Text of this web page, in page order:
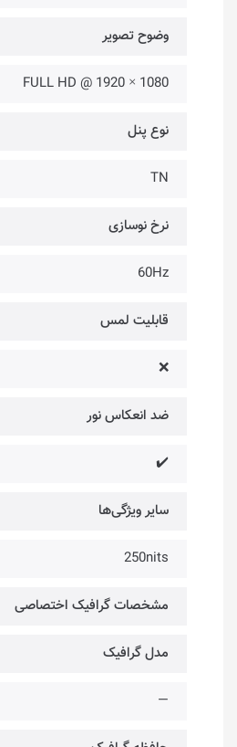
وضوح تصویر
1080 × 1920 @ FULL HD
نوع پنل
TN
نرخ نوسازی
60Hz
قابلیت لمس
❌
ضد انعکاس نور
✔️
سایر ویژگی‌ها
250nits
مشخصات گرافیک اختصاصی
مدل گرافیک
—